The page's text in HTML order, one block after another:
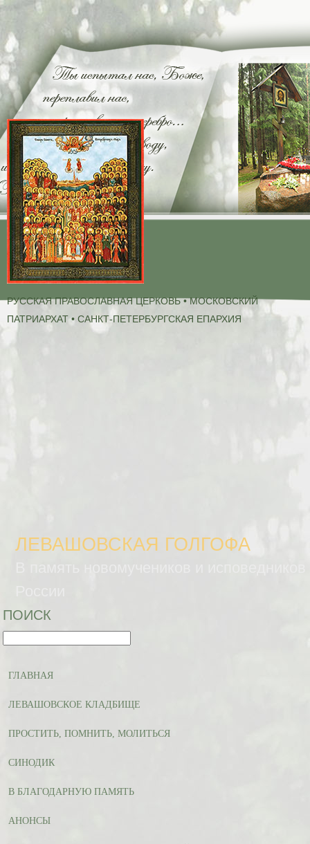
РУССКАЯ ПРАВОСЛАВНАЯ ЦЕРКОВЬ • МОСКОВСКИЙ
ПАТРИАРХАТ • САНКТ-ПЕТЕРБУРГСКАЯ ЕПАРХИЯ
ЛЕВАШОВСКАЯ ГОЛГОФА
ПОИСК
ГЛАВНАЯ
ЛЕВАШОВСКОЕ КЛАДБИЩЕ
ПРОСТИТЬ, ПОМНИТЬ, МОЛИТЬСЯ
СИНОДИК
В БЛАГОДАРНУЮ ПАМЯТЬ
АНОНСЫ